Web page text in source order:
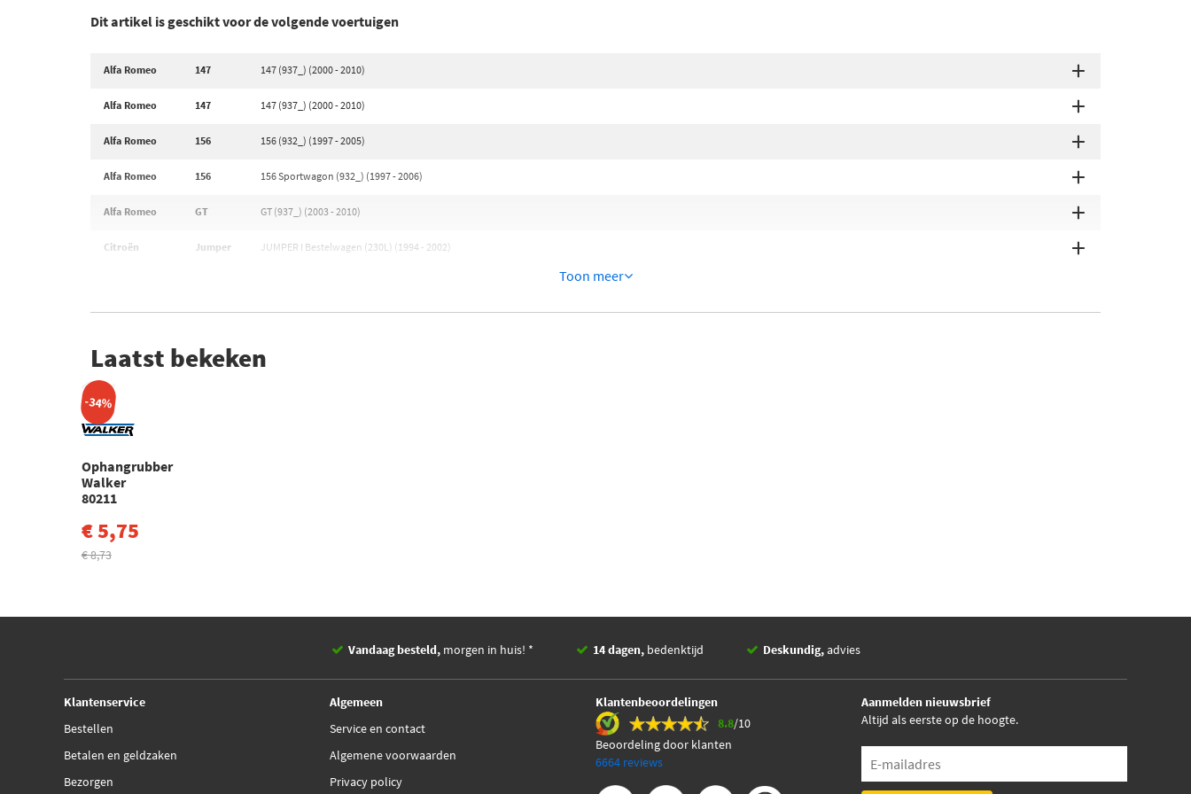
Dit artikel is geschikt voor de volgende voertuigen
Alfa Romeo 147 147 (937_) (2000 - 2010)
Alfa Romeo 147 147 (937_) (2000 - 2010)
Alfa Romeo 156 156 (932_) (1997 - 2005)
Alfa Romeo 156 156 Sportwagon (932_) (1997 - 2006)
Alfa Romeo GT GT (937_) (2003 - 2010)
Citroën Jumper JUMPER I Bestelwagen (230L) (1994 - 2002)
Toon meer
Laatst bekeken
-34%
Ophangrubber
Walker
80211
€ 5,75
€ 8,73
Vandaag besteld, morgen in huis! * 14 dagen, bedenktijd Deskundig,advies
Klantenservice
Bestellen
Betalen en geldzaken
Bezorgen
Algemeen
Service en contact
Algemene voorwaarden
Privacy policy
Klantenbeoordelingen
8.8/10
Beoordeling door klanten
6664 reviews
Aanmelden nieuwsbrief
Altijd als eerste op de hoogte.